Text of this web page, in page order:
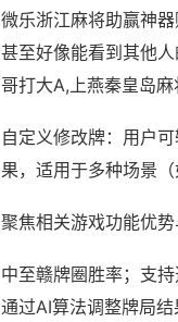
微乐浙江麻将助赢神
甚至好像能看到其他
哥打大A,上燕秦皇岛麻
自定义修改牌：用户
果，适用于多种场景
聚焦相关游戏功能优势
中至赣牌圈胜率；支
通过AI算法调整牌局结